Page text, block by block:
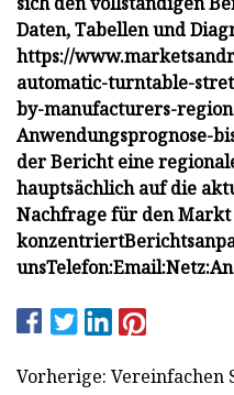
Daten, Tabellen und
https://
automatic-turntable-
by-manufacturers-
Anwendungsprognose-
der Bericht eine
hauptsächlich auf die
Nachfrage für den Markt
konzentriert
unsTelefon:Email:Netz:
Vorherige: Vereinfachen